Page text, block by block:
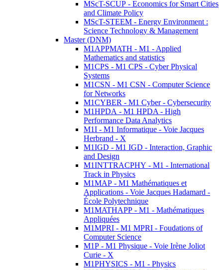
MScT-SCUP - Economics for Smart Cities
and Climate Policy
MScT-STEEM - Energy Environment :
Science Technology & Management
Master (DNM)
M1APPMATH - M1 - Applied
Mathematics and statistics
M1CPS - M1 CPS - Cyber Physical
Systems
M1CSN - M1 CSN - Computer Science
for Networks
M1CYBER - M1 Cyber - Cybersecurity
M1HPDA - M1 HPDA - High
Performance Data Analytics
M1I - M1 Informatique - Voie Jacques
Herbrand - X
M1IGD - M1 IGD - Interaction, Graphic
and Design
M1INTTRACPHY - M1 - International
Track in Physics
M1MAP - M1 Mathématiques et
Applications - Voie Jacques Hadamard -
École Polytechnique
M1MATHAPP - M1 - Mathématiques
Appliquées
M1MPRI - M1 MPRI - Foudations of
Computer Science
M1P - M1 Physique - Voie Irène Joliot
Curie - X
M1PHYSICS - M1 - Physics